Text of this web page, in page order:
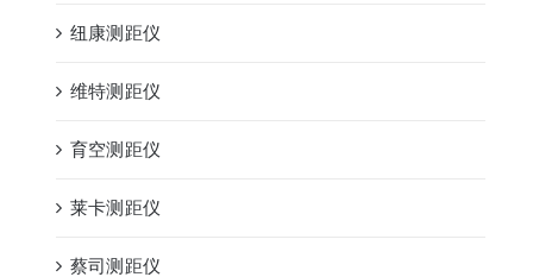
纽康测距仪
维特测距仪
育空测距仪
莱卡测距仪
蔡司测距仪